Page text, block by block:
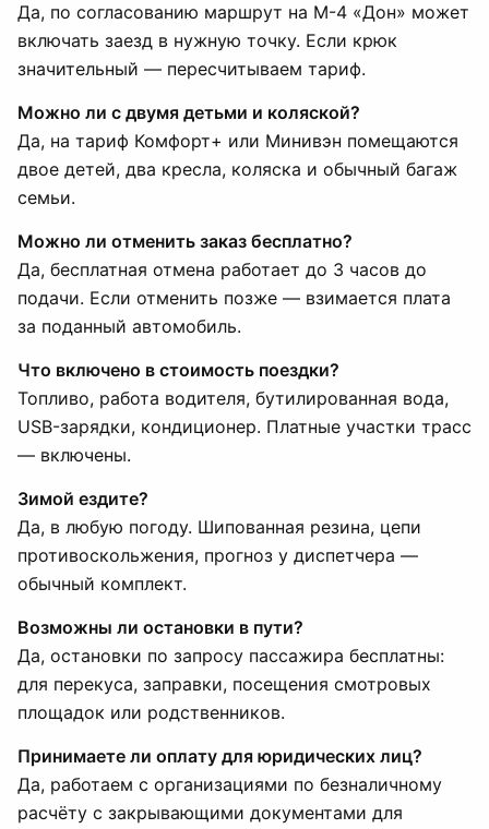
Да, по согласованию маршрут на М-4 «Дон» может
включать заезд в нужную точку. Если крюк
значительный — пересчитываем тариф.
Можно ли с двумя детьми и коляской?
Да, на тариф Комфорт+ или Минивэн помещаются
двое детей, два кресла, коляска и обычный багаж
семьи.
Можно ли отменить заказ бесплатно?
Да, бесплатная отмена работает до 3 часов до
подачи. Если отменить позже — взимается плата
за поданный автомобиль.
Что включено в стоимость поездки?
Топливо, работа водителя, бутилированная вода,
USB-зарядки, кондиционер. Платные участки трасс
— включены.
Зимой ездите?
Да, в любую погоду. Шипованная резина, цепи
противоскольжения, прогноз у диспетчера —
обычный комплект.
Возможны ли остановки в пути?
Да, остановки по запросу пассажира бесплатны:
для перекуса, заправки, посещения смотровых
площадок или родственников.
Принимаете ли оплату для юридических лиц?
Да, работаем с организациями по безналичному
расчёту с закрывающими документами для